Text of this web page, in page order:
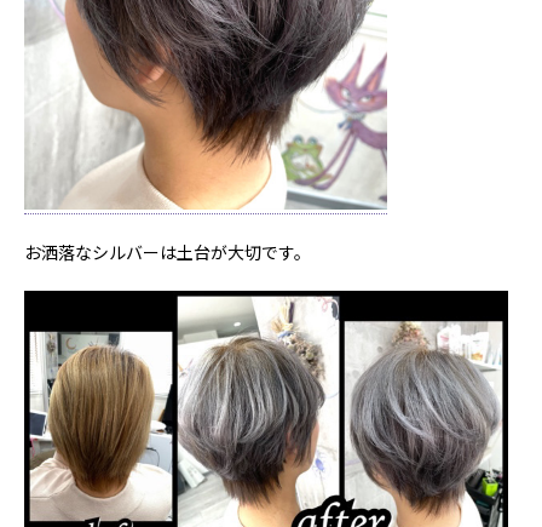
お洒落なシルバーは土台が大切です。